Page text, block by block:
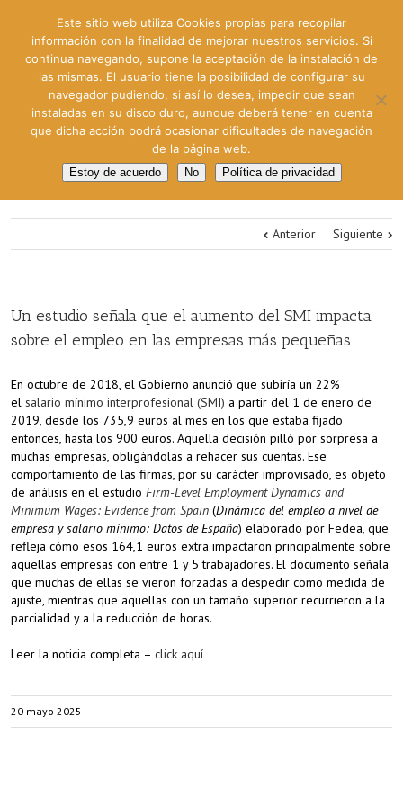
Anterior Siguiente
Un estudio señala que el aumento del SMI impacta
sobre el empleo en las empresas más pequeñas
En octubre de 2018, el Gobierno anunció que subiría un 22%
el salario mínimo interprofesional (SMI) a partir del 1 de enero de
2019, desde los 735,9 euros al mes en los que estaba fijado
entonces, hasta los 900 euros. Aquella decisión pilló por sorpresa a
muchas empresas, obligándolas a rehacer sus cuentas. Ese
comportamiento de las firmas, por su carácter improvisado, es objeto
de análisis en el estudio Firm-Level Employment Dynamics and
Minimum Wages: Evidence from Spain (Dinámica del empleo a nivel de
empresa y salario mínimo: Datos de España) elaborado por Fedea, que
refleja cómo esos 164,1 euros extra impactaron principalmente sobre
aquellas empresas con entre 1 y 5 trabajadores. El documento señala
que muchas de ellas se vieron forzadas a despedir como medida de
ajuste, mientras que aquellas con un tamaño superior recurrieron a la
parcialidad y a la reducción de horas.
Leer la noticia completa – click aquí
20 mayo 2025
Este sitio web utiliza Cookies propias para recopilar
información con la finalidad de mejorar nuestros servicios. Si
continua navegando, supone la aceptación de la instalación de
las mismas. El usuario tiene la posibilidad de configurar su
navegador pudiendo, si así lo desea, impedir que sean
instaladas en su disco duro, aunque deberá tener en cuenta
que dicha acción podrá ocasionar dificultades de navegación
de la página web.
Estoy de acuerdo No Política de privacidad